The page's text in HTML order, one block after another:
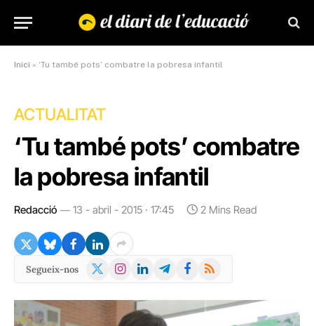
Inici » ‘Tu també pots’ combatre la pobresa infantil
ACTUALITAT
‘Tu també pots’ combatre
la pobresa infantil
Redacció 13 - abril - 2015 · 17:45 2 Mins Read
Segueix-nos
X
Instagram
LinkedInTelegramFacebook
RSS